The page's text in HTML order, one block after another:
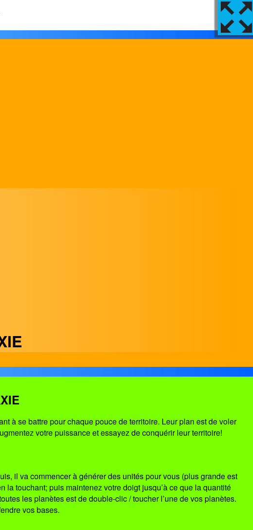
à se battre pour chaque pouce de territoire. Leur plan est de voler
votre puissance et essayez de conquérir leur territoire!
il va commencer à générer des unités pour vous (plus grande est
touchant; puis maintenez votre doigt jusqu’à ce que la quantité
les planètes est de double-clic / toucher l’une de vos planètes.
vos bases.